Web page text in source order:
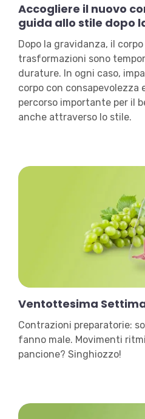
Accogliere il nuovo
guida allo stile dopo
Dopo la gravidanza, il
trasformazioni sono
durature. In ogni caso,
corpo con consapevolezza
percorso importante per il
anche attraverso lo stile.
Ventottesima
Contrazioni preparatorie:
fanno male. Movimenti
pancione? Singhiozzo!